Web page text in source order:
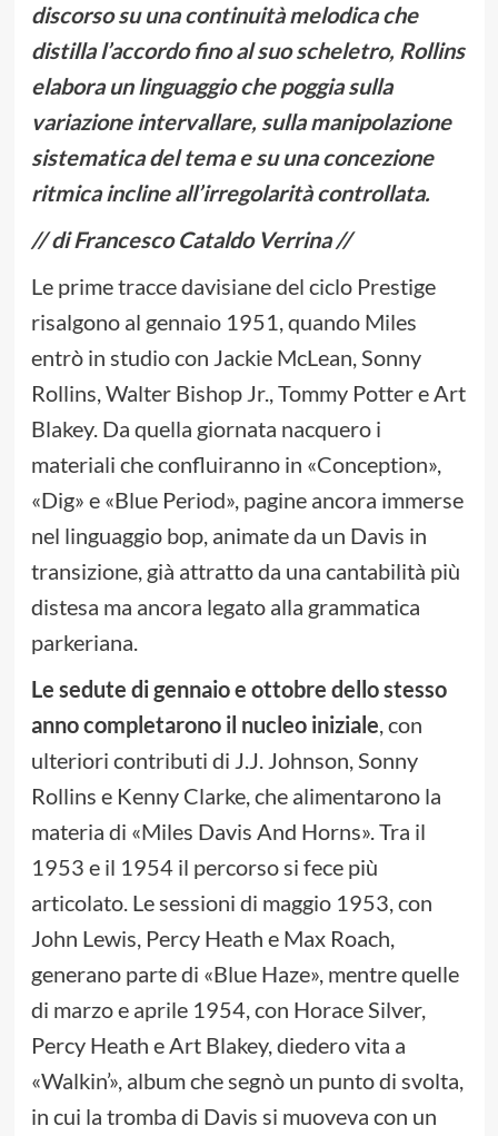
discorso su una continuità melodica che
distilla l’accordo fino al suo scheletro, Rollins
elabora un linguaggio che poggia sulla
variazione intervallare, sulla manipolazione
sistematica del tema e su una concezione
ritmica incline all’irregolarità controllata.
// di Francesco Cataldo Verrina //
Le prime tracce davisiane del ciclo Prestige
risalgono al gennaio 1951, quando Miles
entrò in studio con Jackie McLean, Sonny
Rollins, Walter Bishop Jr., Tommy Potter e Art
Blakey. Da quella giornata nacquero i
materiali che confluiranno in «Conception»,
«Dig» e «Blue Period», pagine ancora immerse
nel linguaggio bop, animate da un Davis in
transizione, già attratto da una cantabilità più
distesa ma ancora legato alla grammatica
parkeriana.
Le sedute di gennaio e ottobre dello stesso
anno completarono il nucleo iniziale, con
ulteriori contributi di J.J. Johnson, Sonny
Rollins e Kenny Clarke, che alimentarono la
materia di «Miles Davis And Horns». Tra il
1953 e il 1954 il percorso si fece più
articolato. Le sessioni di maggio 1953, con
John Lewis, Percy Heath e Max Roach,
generano parte di «Blue Haze», mentre quelle
di marzo e aprile 1954, con Horace Silver,
Percy Heath e Art Blakey, diedero vita a
«Walkin’», album che segnò un punto di svolta,
in cui la tromba di Davis si muoveva con un